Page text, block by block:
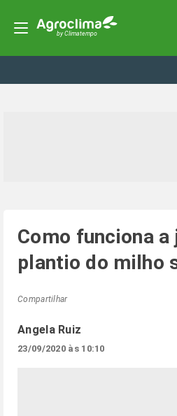
Como funciona a
plantio do milho
Compartilhar
Angela Ruiz
23/09/2020 às 10:10